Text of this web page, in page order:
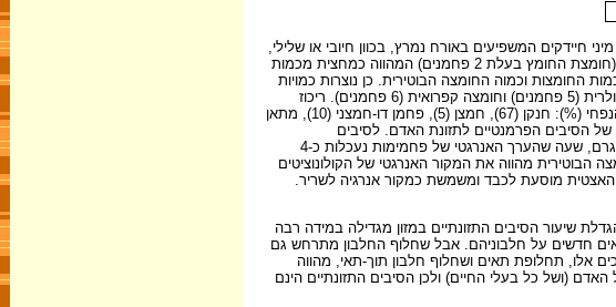
שיעור הסיבים התזונתיים בצינור העיכול עולה ככל שמתקדמים לאורכו. הסיבים התזונתיים קובעים את ההרכב והפעילות של מעל ל-500 מיני חיידקים המשפיעים באורח נמרץ, בכוון חיובי או שלילי,
על כלל חילוף החומרים של גוף האדם. תוצרי הפירוק של הסיבים הפרמנטיים הם בעיקרם חומצות שומן קצרות שרשרת: חומצה אצטית (חומצת החומץ בעלת 2 פחמנים) המהווה כמחצית מכמות
החומצה הפרופיונית מהווה כרבע מכמות החומצות וכמוה החומצה הבוטירית. כן נוצרות כמויות
מועטות של חומצה לקטית (חומצת החלב) וחומצה סוקצינית וכתוצאה מהתססת החלבון על ידי החיידקים, גם כמויות זעירות של חומצה ולרית (5 פחמנים) וחומצה קפרואית (6 פחמנים). ריכוז
החומצות השומניות במעי-הגס עשוי להגיע עד 2% והן נספגות במהירות. בנוסף משתחררים גזים בכמות של 2 עד 3 ליטר ליום בהרכב הנפחי (%): חנקן (67), חמצן (5), פחמן דו-חמצני (10), מתאן
האנרגטי של הסיבים הפרמנטיים לתזונת האדם. לסיבים
הלא-פרמנטיים אין כלל ערך אנרגטי תזונתי וביחד עם הסיבים הפרמנטיים ערכם האנרגטי של הסיבים התזונתיים נמוך, 1.5 עד 2 קק"ל לגרם, שעה שהערך האנרגטי של פחמימות נעכלות כ-4
5 - 10 אחוזים מכלל האנרגיה של המזון. החומצה הבוטירית מהווה את המקור האנרגטי של הקולונוציטים
האצטית מוסעת לכבד ומשמשת כמקור אנרגיה לשריר.
שיעור הסיבים התזונתיים במזון מגדילה במידה רבה
חלבוניהם מתפרקים ותחתם מסונתזים תאים חדשים על חלבוניהם. אבל שחלוף החלבון מתרחש גם
אלו, תחלופת תאים ושחלוף חלבון תוך-תאי, מהווה
של האדם (ושל כל בעלי החיים) ולכן הסיבים התזונתיים הינם